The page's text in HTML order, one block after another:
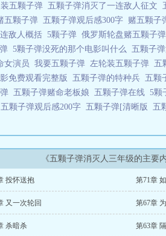
装五颗子弹 五颗子弹消灭了一连敌人征文
五颗子弹 五颗子弹观后感300字 赌五颗子
敌人概括 5颗子弹 俄罗斯轮盘赌五颗子弹
5颗子弹没死的那个电影叫什么 五颗子
女演员 我要五颗子弹 左轮装五颗子弹 五
免费观看完整版 五颗子弹的特种兵 五颗
五颗子弹赌命老板娘 五颗子弹在线 5颗
五颗子弹观后感200字 五颗子弹[清晰版 五
《五颗子弹消灭人三年级的主要
投怀送抱 第71章
又一次轮回 第67章
杀暗杀 第63章